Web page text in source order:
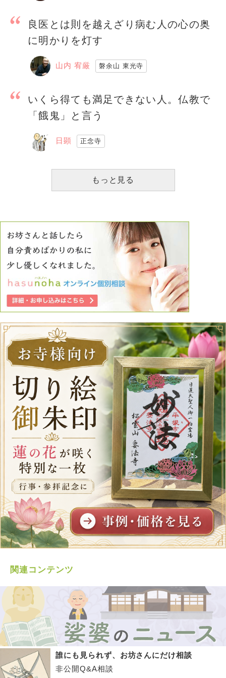
良医とは則を越えざり病む人の心の奥
に明かりを灯す
山内 宥厳 磐余山 東光寺
いくら得ても満足できない人。仏教で
「餓鬼」と言う
日顕 正念寺
もっと見る
関連コンテンツ
誰にも見られず、お坊さんにだけ相談
非公開Q&A相談